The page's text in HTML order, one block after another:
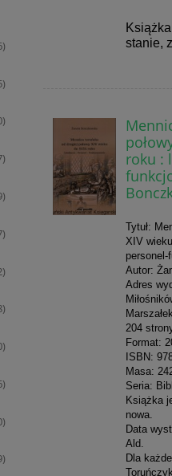
stanie,
roku :
Tytuł:
XIV
personel-
Autor:
Adres
204
Format:
ISBN:
Masa:
Seria:
Książka
nowa.
Data
Ald.
Dla